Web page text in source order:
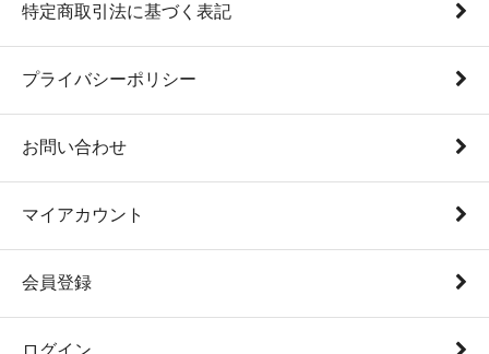
特定商取引法に基づく表記
プライバシーポリシー
お問い合わせ
マイアカウント
会員登録